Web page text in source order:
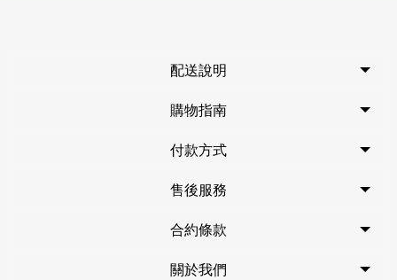
配送說明
購物指南
付款方式
售後服務
合約條款
關於我們